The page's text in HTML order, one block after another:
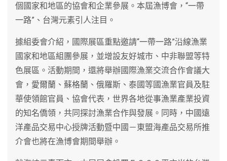
個國家和地區的協會和企業參展。本屆漁博會，“一帶
一路”、台灣元素引人注目。
據組委會介紹，國際展區重點邀請“一帶一路”沿線漁業
國家和地區組團參展，並增設友好城市、中非聯盟等特
色展區。活動期間，還將舉辦國際漁業交流合作會議大
會，愛爾蘭、蘇格蘭、俄羅斯、泰國等國漁業官員及駐
華使領館官員、協會代表，世界各地從事漁業產業投資
的知名僑領，共同探討漁業合作與發展。同時，中國遠
洋產品交易中心授牌活動暨中國－東盟海產品交易所推
介會也將在漁博會期間舉辦。